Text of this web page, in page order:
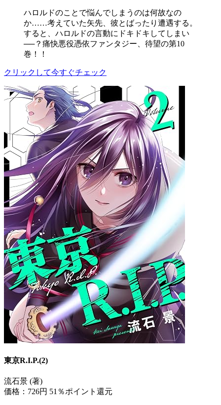
ハロルドのことで悩んでしまうのは何故なの
か……考えていた矢先、彼とばったり遭遇する。
すると、ハロルドの言動にドキドキしてしまい
──？痛快悪役憑依ファンタジー、待望の第10
巻！！
クリックして今すぐチェック
東京R.I.P.(2)
流石景 (著)
価格：726円 51％ポイント還元